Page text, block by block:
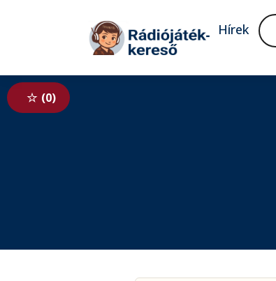
Tovább a tartalomhoz
Hírek
0